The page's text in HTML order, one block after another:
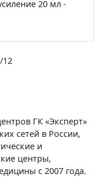
20 мл -
ГК «Эксперт»
сетей в России,
и
центры,
с 2007 года.